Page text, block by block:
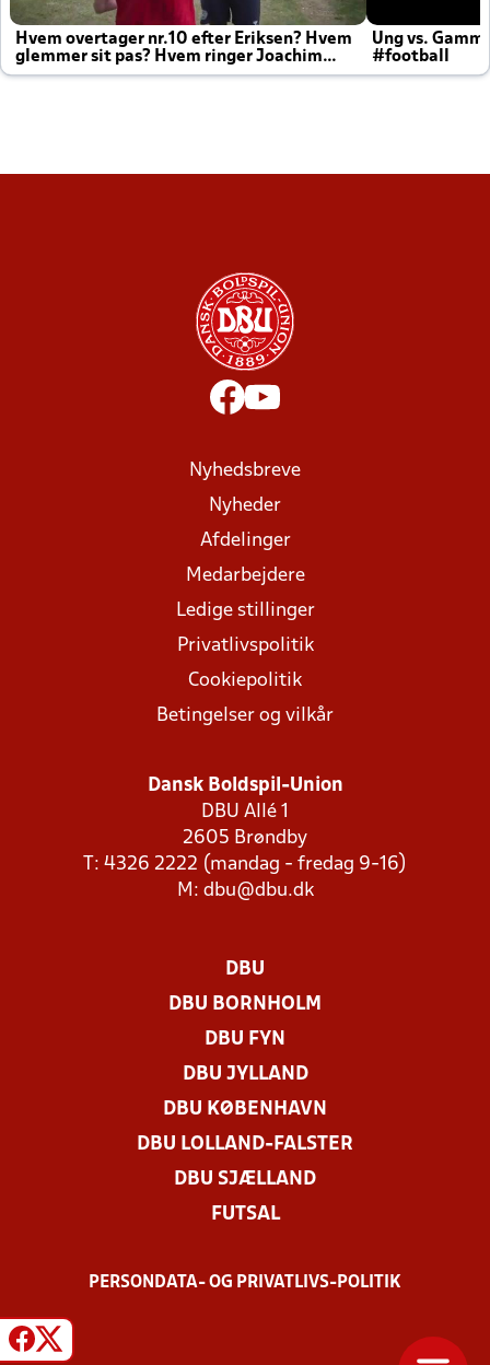
Hvem overtager nr.10 efter Eriksen? Hvem
glemmer sit pas? Hvem ringer Joachim
altid til efter kampe?
Ung vs.
#football
Nyhedsbreve
Nyheder
Afdelinger
Medarbejdere
Ledige stillinger
Privatlivspolitik
Cookiepolitik
Betingelser og vilkår
Dansk Boldspil-Union
DBU Allé 1
2605 Brøndby
T: 4326 2222 (mandag - fredag 9-16)
M: dbu@dbu.dk
DBU
DBU BORNHOLM
DBU FYN
DBU JYLLAND
DBU KØBENHAVN
DBU LOLLAND-FALSTER
DBU SJÆLLAND
FUTSAL
PERSONDATA- OG PRIVATLIVS-POLITIK